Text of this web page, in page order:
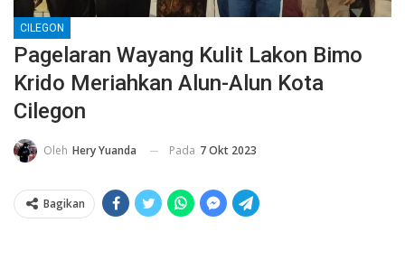
CILEGON
Pagelaran Wayang Kulit Lakon Bimo
Krido Meriahkan Alun-Alun Kota
Cilegon
Oleh Hery Yuanda Pada 7 Okt 2023
Bagikan